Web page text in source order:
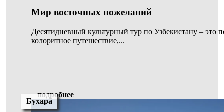
Мир восточных пожеланий
Десятидневный культурный тур по Узбекистану – это
колоритное путешествие,...
подробнее
Бухара